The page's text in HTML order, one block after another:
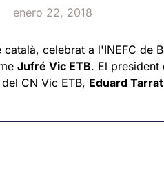
enero 22, 2018
celebrat a l'INEFC de
Jufré Vic ETB. El president
CN Vic ETB, Eduard